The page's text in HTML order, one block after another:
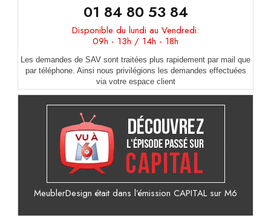
01 84 80 53 84
Disponible du lundi au Vendredi:
09h - 13h / 14h - 18h
Les demandes de SAV sont traitées plus rapidement par mail que
par téléphone. Ainsi nous privilégions les demandes effectuées
via votre espace client
MeublerDesign était dans l’émission CAPITAL sur M6